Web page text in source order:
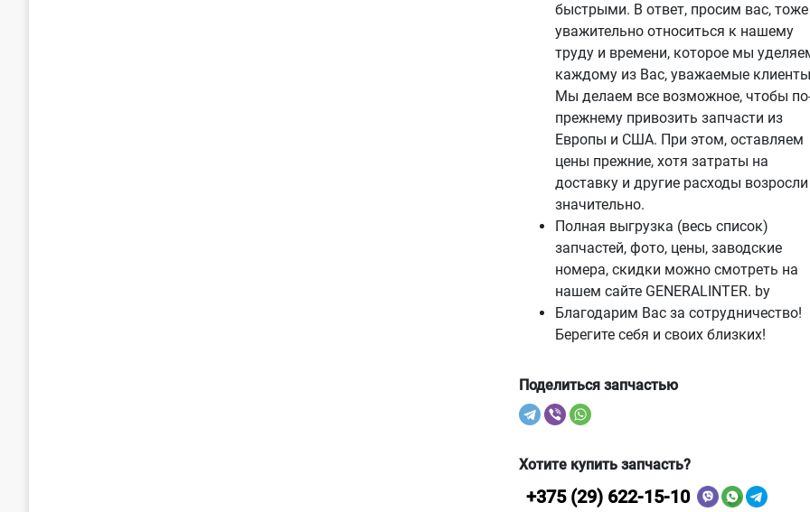
быстрыми. В ответ, просим вас, тоже
уважительно относиться к нашему
труду и времени, которое мы
каждому из Вас, уважаемые
Мы делаем все возможное, чтобы
прежнему привозить запчасти из
Европы и США. При этом, оставляем
цены прежние, хотя затраты на
доставку и другие расходы возросли
значительно.
Полная выгрузка (весь список)
запчастей, фото, цены, заводские
номера, скидки можно смотреть на
нашем сайте GENERALINTER. by
Благодарим Вас за сотрудничество!
Берегите себя и своих близких!
Поделиться запчастью
Хотите купить запчасть?
+375 (29) 622-15-10